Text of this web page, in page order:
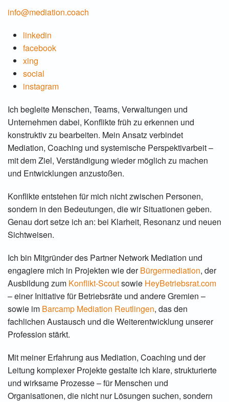
info@mediation.coach
linkedin
facebook
xing
social
instagram
Ich begleite Menschen, Teams, Verwaltungen und
Unternehmen dabei, Konflikte früh zu erkennen und
konstruktiv zu bearbeiten. Mein Ansatz verbindet
Mediation, Coaching und systemische Perspektivarbeit –
mit dem Ziel, Verständigung wieder möglich zu machen
und Entwicklungen anzustoßen.
Konflikte entstehen für mich nicht zwischen Personen,
sondern in den Bedeutungen, die wir Situationen geben.
Genau dort setze ich an: bei Klarheit, Resonanz und neuen
Sichtweisen.
Ich bin Mitgründer des Partner Network Mediation und
engagiere mich in Projekten wie derBürgermediation, der
Ausbildung zum Konflikt-Scoutsowie HeyBetriebsrat.com
– einer Initiative für Betriebsräte und andere Gremien –
sowie im Barcamp Mediation Reutlingen, das den
fachlichen Austausch und die Weiterentwicklung unserer
Profession stärkt.
Mit meiner Erfahrung aus Mediation, Coaching und der
Leitung komplexer Projekte gestalte ich klare, strukturierte
und wirksame Prozesse – für Menschen und
Organisationen, die nicht nur Lösungen suchen, sondern